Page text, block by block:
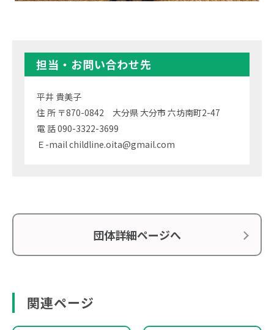
担当・お問い合わせ先
平井 貴美子
住 所 〒870-0842 大分県 大分市 六坊南町2-47
電 話 090-3322-3699
Ｅ-mail childline.oita@gmail.com
団体詳細ページへ
関連ページ